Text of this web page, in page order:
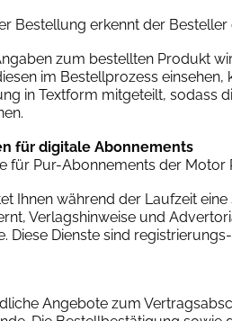
Bestellung erkennt der
zum bestellten Produkt
im Bestellprozess
in Textform mitgeteilt, sodass
für digitale Abonnements
für Pur-Abonnements der Motor
Ihnen während der Laufzeit
Verlagshinweise und
Diese Dienste sind
Angebote zum